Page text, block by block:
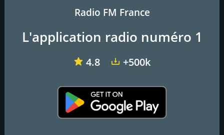
COUNTRY
DANSE / MUSIQUE ÉLECTRONIQUE
INTERNATIONAL
Radio FM France
L'application radio numéro 1
4.8 +500k